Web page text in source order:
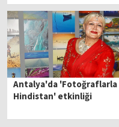
Antalya'da 'Fotoğraflarla
Hindistan' etkinliği